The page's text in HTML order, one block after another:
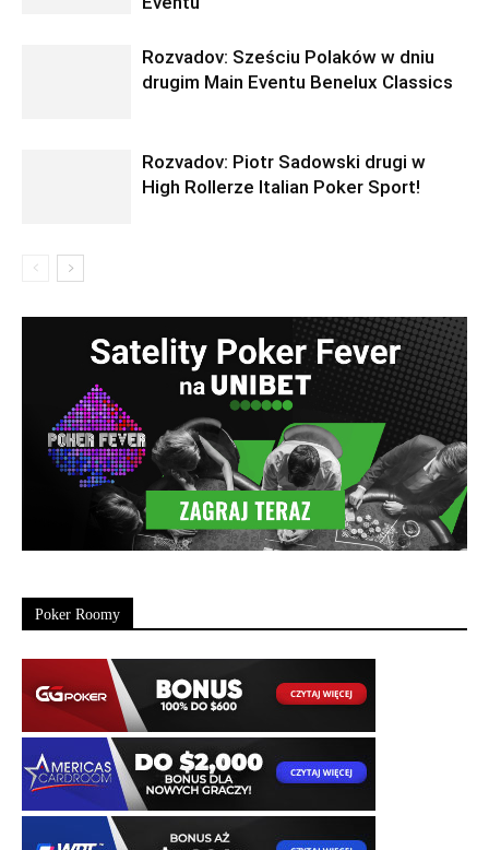
Rozvadov: Sześciu Polaków w dniu
drugim Main Eventu Benelux Classics
Rozvadov: Piotr Sadowski drugi w
High Rollerze Italian Poker Sport!
Poker Roomy